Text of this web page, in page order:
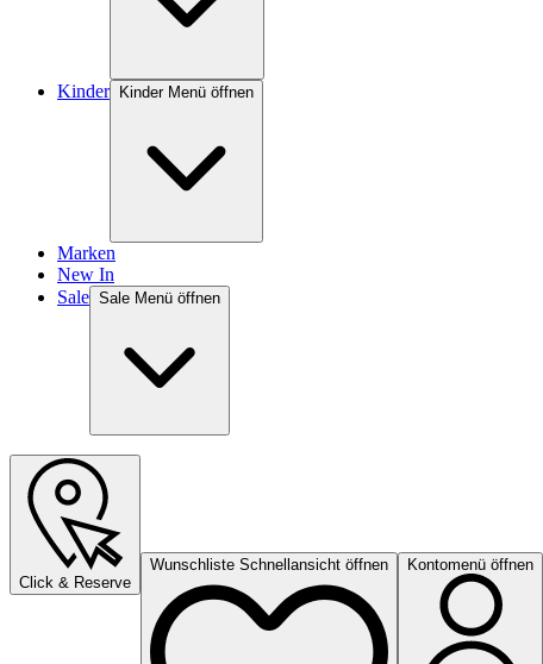
Kinder Kinder Menü öffnen
Marken
New In
Sale Sale Menü öffnen
Click & Reserve
Wunschliste Schnellansicht öffnen Kontomenü öffnen